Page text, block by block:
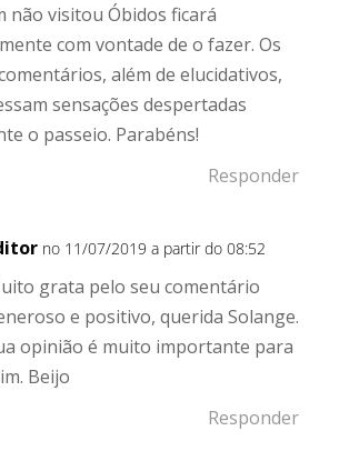
não visitou Óbidos ficará
com vontade de o fazer. Os
além de elucidativos,
sensações despertadas
o passeio. Parabéns!
Responder
no 11/07/2019 a partir do 08:52
grata pelo seu comentário
e positivo, querida Solange.
opinião é muito importante para
Beijo
Responder